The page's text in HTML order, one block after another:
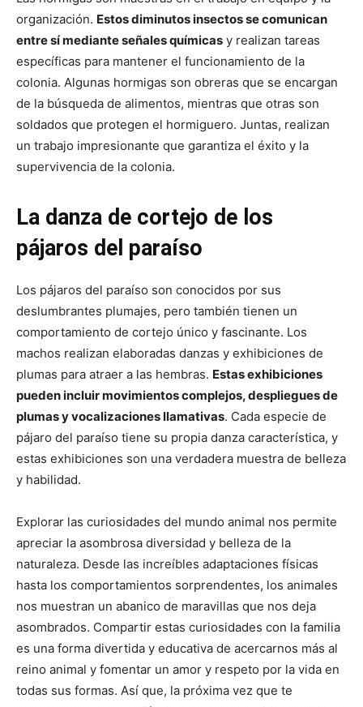
organización. Estos diminutos insectos se comunican
entre sí mediante señales químicas y realizan tareas
específicas para mantener el funcionamiento de la
colonia. Algunas hormigas son obreras que se encargan
de la búsqueda de alimentos, mientras que otras son
soldados que protegen el hormiguero. Juntas, realizan
un trabajo impresionante que garantiza el éxito y la
supervivencia de la colonia.
La danza de cortejo de los
pájaros del paraíso
Los pájaros del paraíso son conocidos por sus
deslumbrantes plumajes, pero también tienen un
comportamiento de cortejo único y fascinante. Los
machos realizan elaboradas danzas y exhibiciones de
plumas para atraer a las hembras. Estas exhibiciones
pueden incluir movimientos complejos, despliegues de
plumas y vocalizaciones llamativas. Cada especie de
pájaro del paraíso tiene su propia danza característica, y
estas exhibiciones son una verdadera muestra de belleza
y habilidad.
Explorar las curiosidades del mundo animal nos permite
apreciar la asombrosa diversidad y belleza de la
naturaleza. Desde las increíbles adaptaciones físicas
hasta los comportamientos sorprendentes, los animales
nos muestran un abanico de maravillas que nos deja
asombrados. Compartir estas curiosidades con la familia
es una forma divertida y educativa de acercarnos más al
reino animal y fomentar un amor y respeto por la vida en
todas sus formas. Así que, la próxima vez que te